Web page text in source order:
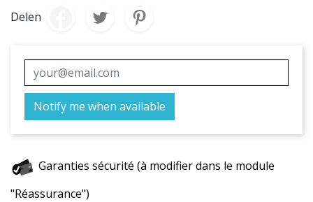
Delen
Notify me when available
Garanties sécurité (à modifier dans le module
"Réassurance")